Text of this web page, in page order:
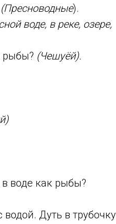
(Пресноводные).
воде, в реке, озере,
рыбы? (Чешуёй).
воде как рыбы?
Дуть в трубочку